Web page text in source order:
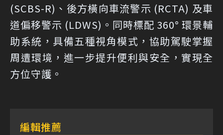
(SCBS-R)、後方橫向車流警示 (RCTA) 及車
道偏移警示 (LDWS)。同時標配 360° 環景輔
助系統，具備五種視角模式，協助駕駛掌握
周遭環境，進一步提升便利與安全，實現全
方位守護。
編輯推薦